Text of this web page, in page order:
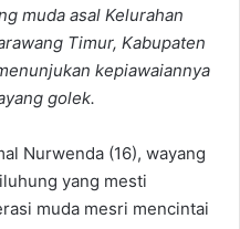
muda asal Kelurahan
Timur, Kabupaten
kepiawaiannya
golek.
Nurwenda (16), wayang
yang mesti
muda mesri mencintai